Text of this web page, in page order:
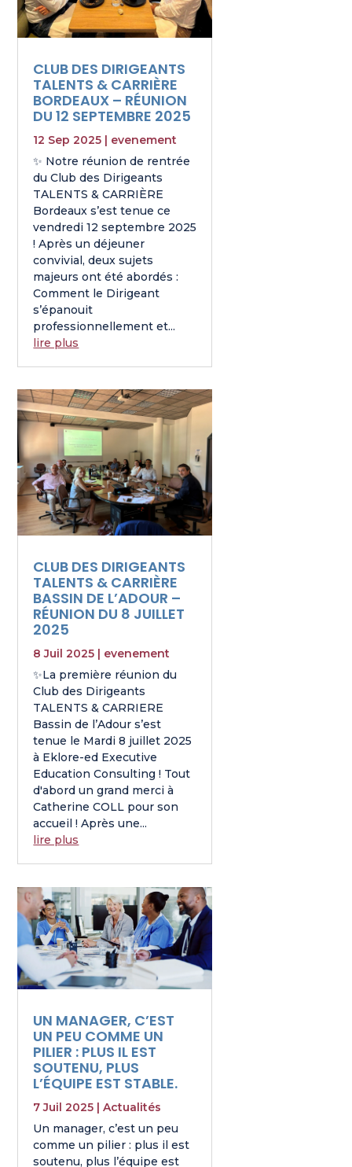
CLUB DES DIRIGEANTS
TALENTS & CARRIÈRE
BORDEAUX – RÉUNION
DU 12 SEPTEMBRE 2025
12 Sep 2025 | evenement
✨ Notre réunion de rentrée
du Club des Dirigeants
TALENTS & CARRIÈRE
Bordeaux s’est tenue ce
vendredi 12 septembre 2025
! Après un déjeuner
convivial, deux sujets
majeurs ont été abordés :
Comment le Dirigeant
s’épanouit
professionnellement et...
lire plus
CLUB DES DIRIGEANTS
TALENTS & CARRIÈRE
BASSIN DE L’ADOUR –
RÉUNION DU 8 JUILLET
2025
8 Juil 2025 | evenement
✨La première réunion du
Club des Dirigeants
TALENTS & CARRIERE
Bassin de l’Adour s’est
tenue le Mardi 8 juillet 2025
à Eklore-ed Executive
Education Consulting ! Tout
d'abord un grand merci à
Catherine COLL pour son
accueil ! Après une...
lire plus
UN MANAGER, C’EST
UN PEU COMME UN
PILIER : PLUS IL EST
SOUTENU, PLUS
L’ÉQUIPE EST STABLE.
7 Juil 2025 |Actualités
Un manager, c’est un peu
comme un pilier : plus il est
soutenu, plus l’équipe est